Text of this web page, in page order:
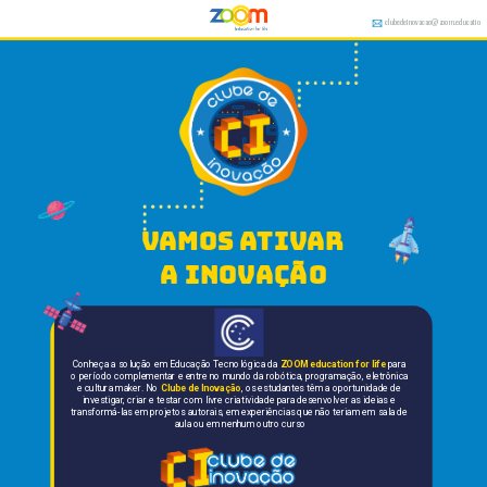
clubedeinovacao@zoom.educatio
a inovação
Conheça a solução em Educação Tecnológica da ZOOM education for life para
o período complementar e entre no mundo da robótica, programação, eletrônica
e cultura maker. No Clube de Inovação, os estudantes têm a oportunidade de
investigar, criar e testar com livre criatividade para desenvolver as ideias e
transformá-las em projetos autorais, em experiências que não teriam em sala de
aula ou em nenhum outro curso